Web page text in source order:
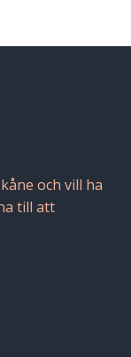
och vill ha
till att